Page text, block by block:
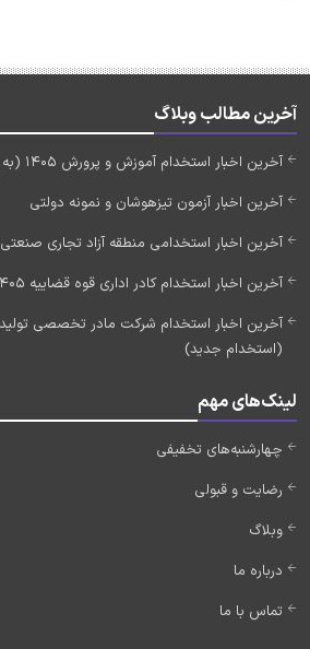
آخرین مطالب وبلاگ
آخرین اخبار استخدام آموزش و پرورش 1405 (به زودی)
آخرین اخبار آزمون تیزهوشان و نمونه دولتی
آخرین اخبار استخدامی منطقه آزاد تجاری صنعتی 1405
آخرین اخبار استخدام کادر اداری قوه قضاییه 1405 (به زودی)
(استخدام جدید)
لینک‌های مهم
چهارشنبه‌های تخفیفی
رضایت و قبولی
وبلاگ
درباره ما
تماس با ما